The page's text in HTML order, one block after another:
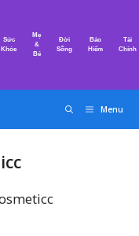
Sức
Khỏe
Mẹ
&
Bé
Đời
Sống
Bảo
Hiểm
Tài
Chính
Menu